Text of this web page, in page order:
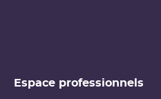
Espace professionnels